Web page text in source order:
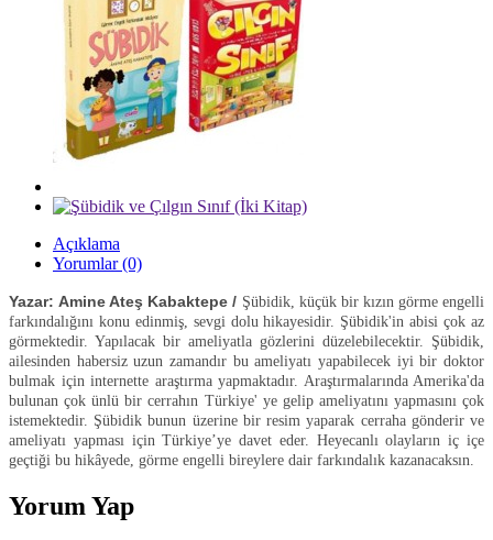
Açıklama
Yorumlar (0)
Yazar:Amine Ateş Kabaktepe / Şübidik, küçük bir kızın görme engelli
farkındalığını konu edinmiş, sevgi dolu hikayesidir. Şübidik'in abisi çok az
görmektedir. Yapılacak bir ameliyatla gözlerini düzelebilecektir. Şübidik,
ailesinden habersiz uzun zamandır bu ameliyatı yapabilecek iyi bir doktor
bulmak için internette araştırma yapmaktadır. Araştırmalarında Amerika'da
bulunan çok ünlü bir cerrahın Türkiye' ye gelip ameliyatını yapmasını çok
istemektedir. Şübidik bunun üzerine bir resim yaparak cerraha gönderir ve
ameliyatı yapması için Türkiye’ye davet eder. Heyecanlı olayların iç içe
geçtiği bu hikâyede, görme engelli bireylere dair farkındalık kazanacaksın.
Yorum Yap